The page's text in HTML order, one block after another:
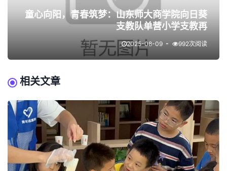
童心向阳，青春筑梦：山东师大商学院向日葵
支教队单营小学支教再
2025-08-09 992次阅读
相关文章